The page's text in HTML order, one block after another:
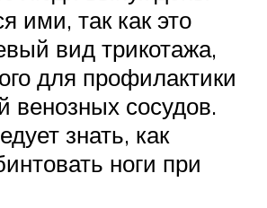
ими, так как это
вид трикотажа,
для профилактики
венозных сосудов.
знать, как
ноги при